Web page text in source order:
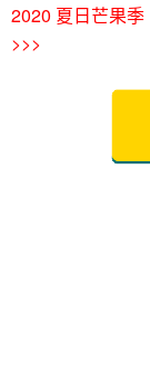
2020 夏日芒果
>>>